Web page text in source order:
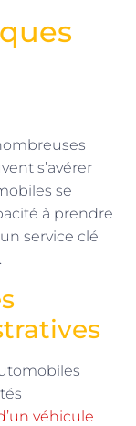
s’avérer
se
à prendre
service clé
véhicule